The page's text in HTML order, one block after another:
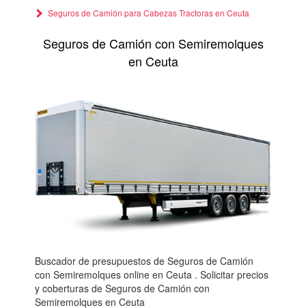
Seguros de Camión para Cabezas Tractoras en Ceuta
Seguros de Camión con Semiremolques
en Ceuta
Buscador de presupuestos de Seguros de Camión
con Semiremolques online en Ceuta . Solicitar precios
y coberturas de Seguros de Camión con
Semiremolques en Ceuta